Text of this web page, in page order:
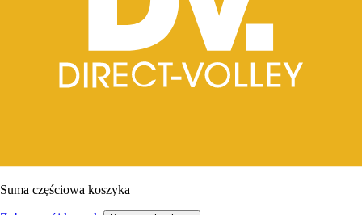
Suma częściowa koszyka